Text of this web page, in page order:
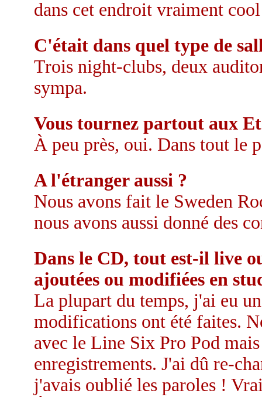
dans cet endroit vraiment
C'était dans quel type de
Trois night-clubs, deux
sympa.
Vous tournez partout aux
À peu près, oui. Dans tout le
A l'étranger aussi ?
Nous avons fait le Sweden
nous avons aussi donné des
Dans le CD, tout est-il live
ajoutées ou modifiées en
La plupart du temps, j'ai eu
modifications ont été faites.
avec le Line Six Pro Pod
enregistrements. J'ai dû re-
j'avais oublié les paroles !